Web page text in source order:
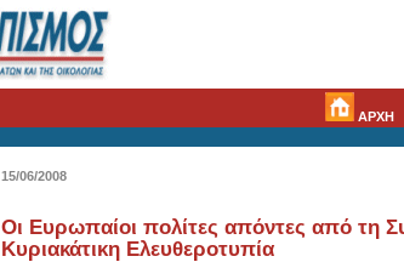
ΑΡΧΗ
15/06/2008
Οι Ευρωπαίοι πολίτες απόντες από τη
Κυριακάτικη Ελευθεροτυπία